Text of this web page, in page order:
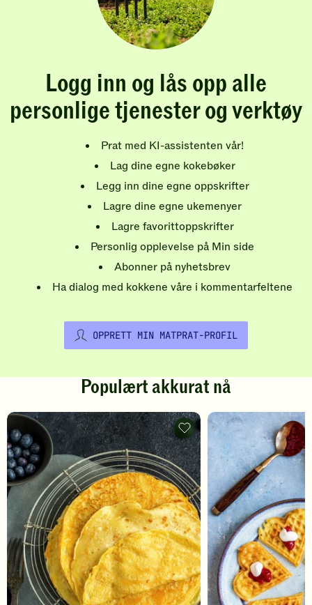
Logg inn og lås opp alle
personlige tjenester og verktøy
Prat med KI-assistenten vår!
Lag dine egne kokebøker
Legg inn dine egne oppskrifter
Lagre dine egne ukemenyer
Lagre favorittoppskrifter
Personlig opplevelse på Min side
Abonner på nyhetsbrev
Ha dialog med kokkene våre i kommentarfeltene
OPPRETT MIN MATPRAT-PROFIL
Populært akkurat nå
Pannekaker
-
legg
til
favoritter